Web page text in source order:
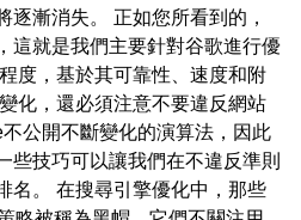
逐漸消失。 正如您所看到的，
這就是我們主要針對谷歌進行優
度，基於其可靠性、速度和附
化，還必須注意不要違反網站
公開不斷變化的演算法，因此
些技巧可以讓我們在不違反準則
名。 在搜尋引擎優化中，那些